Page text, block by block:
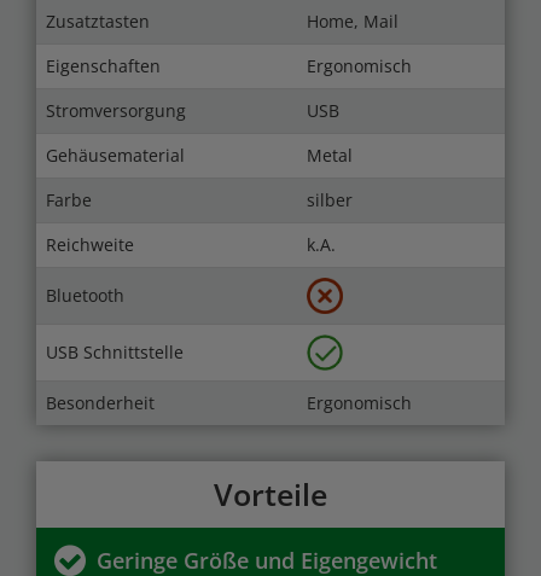
Zusatztasten
Home, Mail
Eigenschaften
Ergonomisch
Stromversorgung
USB
Gehäusematerial
Metal
Farbe
silber
Reichweite
k.A.
Bluetooth
USB Schnittstelle
Besonderheit Ergonomisch
Vorteile
Geringe Größe und Eigengewicht